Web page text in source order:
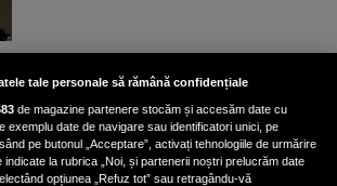
Bruce Dickinson, solistul trupei
Iron Maiden, şi-a arătat talentul
de scrimer la un concurs în Franţa
tale personale să rămână confidențiale
de magazine partenere stocăm și accesăm date cu
exemplu date de navigare sau identificatori unici, pe
pe butonul „Acceptare”, activați tehnologiile de urmărire
la rubrica „Noi, și partenerii noștri prelucrăm date
opțiunea „Refuz tot” sau retragându-vă